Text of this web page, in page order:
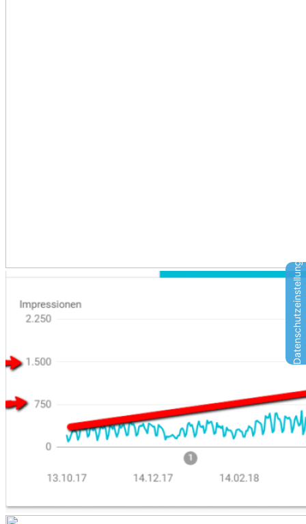
Datenschutzeinstellungen